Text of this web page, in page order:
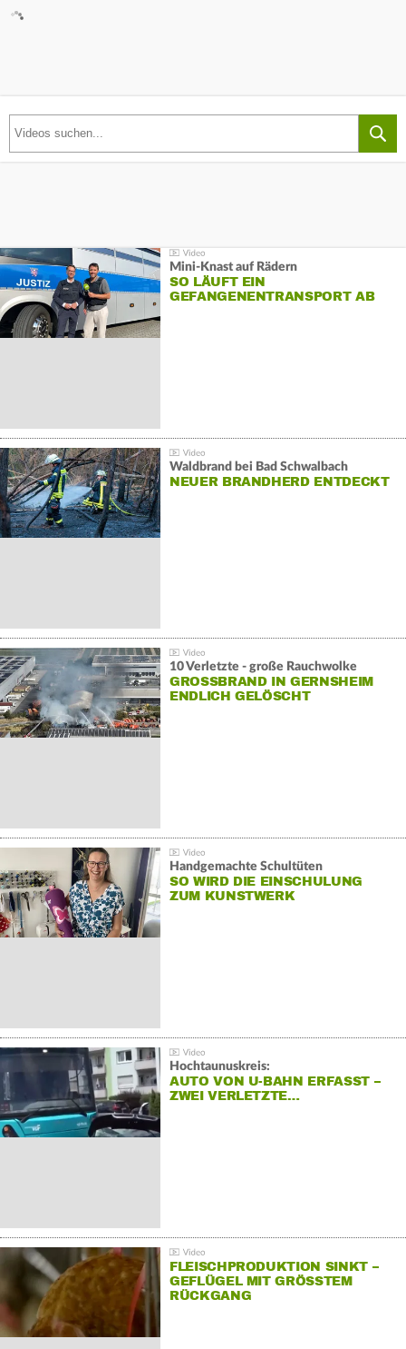
Mini-Knast auf Rädern
SO LÄUFT EIN
GEFANGENENTRANSPORT AB
Waldbrand bei Bad Schwalbach
NEUER BRANDHERD ENTDECKT
10 Verletzte - große Rauchwolke
GROSSBRAND IN GERNSHEIM E
NDLICH GELÖSCHT
Handgemachte Schultüten
SO WIRD DIE EINSCHULUNG
ZUM KUNSTWERK
Hochtaunuskreis:
AUTO VON U-BAHN ERFASST –
ZWEI VERLETZTE…
FLEISCHPRODUKTION SINKT –
GEFLÜGEL MIT GRÖSSTEM R
ÜCKGANG